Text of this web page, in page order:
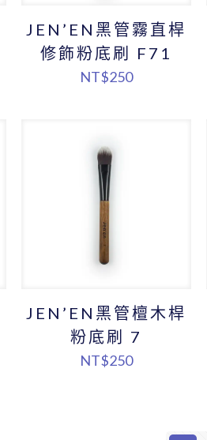
JEN’EN黑管霧直桿
修飾粉底刷 F71
NT$250
JEN’EN黑管檀木桿
粉底刷 7
NT$250